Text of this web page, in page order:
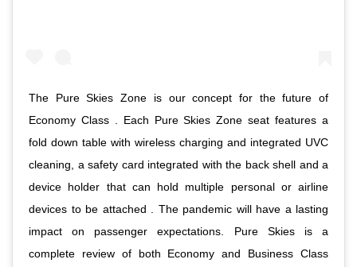
The Pure Skies Zone is our concept for the future of
Economy Class . Each Pure Skies Zone seat features a
fold down table with wireless charging and integrated UVC
cleaning, a safety card integrated with the back shell and a
device holder that can hold multiple personal or airline
devices to be attached . The pandemic will have a lasting
impact on passenger expectations. Pure Skies is a
complete review of both Economy and Business Class